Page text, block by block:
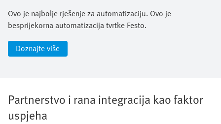
Ovo je najbolje rješenje za automatizaciju. Ovo je
besprijekorna automatizacija tvrtke Festo.
Doznajte više
Partnerstvo i rana integracija kao faktor
uspjeha